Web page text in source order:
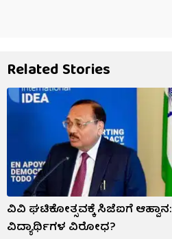
Related Stories
ವಿವಿ ಘಟಿಕೋತ್ಸವಕ್ಕೆ ಸಿಜೆಐಗೆ ಆಹ್ವಾನ:
ವಿದ್ಯಾರ್ಥಿಗಳ ವಿರೋಧ?